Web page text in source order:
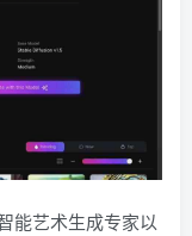
能艺术生成专家以